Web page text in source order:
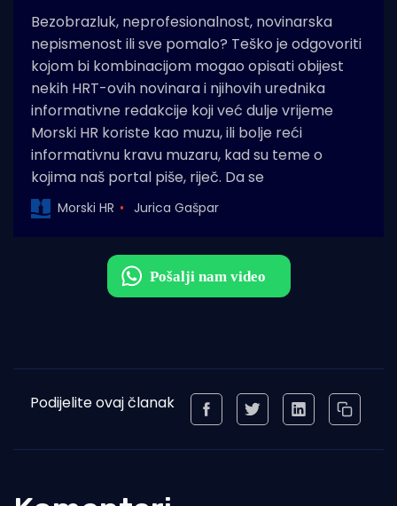
Bezobrazluk, neprofesionalnost, novinarska
nepismenost ili sve pomalo? Teško je odgovoriti
kojom bi kombinacijom mogao opisati obijest
nekih HRT-ovih novinara i njihovih urednika
informativne redakcije koji već dulje vrijeme
Morski HR koriste kao muzu, ili bolje reći
informativnu kravu muzaru, kad su teme o
kojima naš portal piše, riječ. Da se
Morski HR Jurica Gašpar
Podijelite ovaj članak